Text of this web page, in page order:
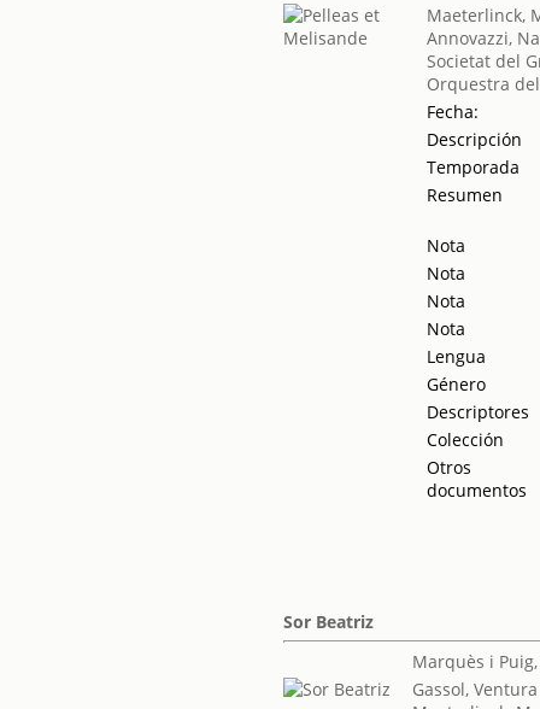
Maeterlinck,
Annovazzi,
Societat del
Orquestra
Fecha:
Descripción
Temporada
Resumen
Nota
Nota
Nota
Nota
Lengua
Género
Descriptores
Colección
Otros
documentos
Sor Beatriz
Marquès i
Gassol, Ventura